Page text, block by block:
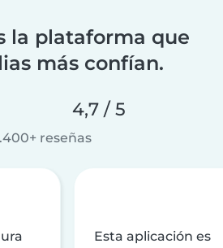
la plataforma que
más confían.
4,7 / 5
reseñas
Esta aplicación es